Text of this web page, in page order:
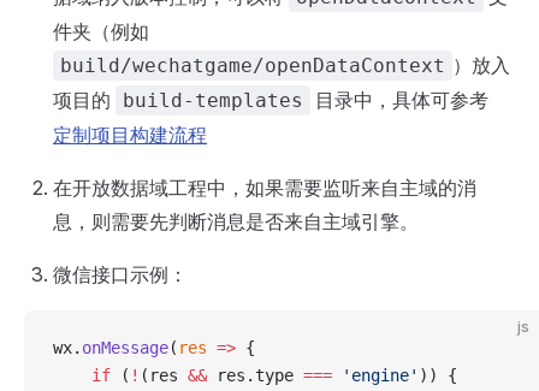
件夹（例如
build/wechatgame/openDataContext ）放入
项目的
build-templates
目录中，具体可参考
定制项目构建流程
在开放数据域工程中，如果需要监听来自主域的消
息，则需要先判断消息是否来自主域引擎。
微信接口示例：
js
wx. onMessage( res => {
    if
( ! (res && res.type === 'engine' )) {